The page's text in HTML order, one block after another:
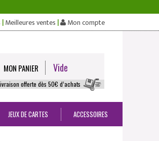
|Meilleures ventes | Mon compte
MON PANIER Vide
offerte dès 50€ d’achats
JEUX DE CARTES ACCESSOIRES